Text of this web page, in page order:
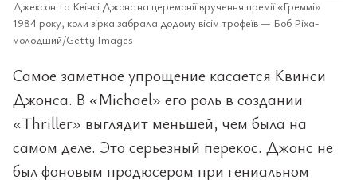
Джексон та Квінсі Джонс на церемонії вручення премії «Греммі»
1984 року, коли зірка забрала додому вісім трофеїв — Боб Ріха-
молодший/Getty Images
Самое заметное упрощение касается Квинси
Джонса. В «Michael» его роль в создании
«Thriller» выглядит меньшей, чем была на
самом деле. Это серьезный перекос. Джонс не
был фоновым продюсером при гениальном